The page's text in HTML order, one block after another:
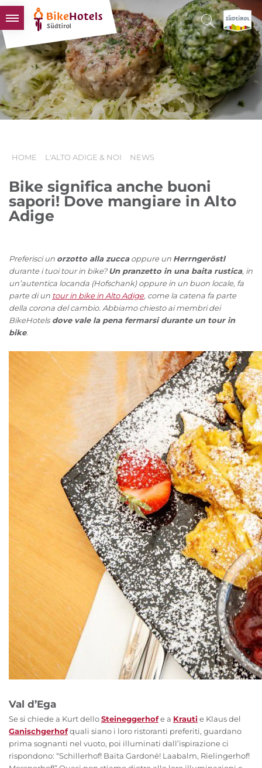
BIKEHOTELS
HOTELS & PACCHETTI
TOUR & TERRITORI
L'ALTO ADIGE & NOI
HOME L'ALTO ADIGE & NOI NEWS
Bike significa anche buoni
sapori! Dove mangiare in Alto
Adige
Preferisci un orzotto alla zuccaoppure un Herrngeröstl
durante i tuoi tour in bike?Un pranzetto in una baita rustica, in
un’autentica locanda (Hofschank) oppure in un buon locale, fa
parte di un tour in bike in Alto Adige, come la catena fa parte
della corona del cambio. Abbiamo chiesto ai membri dei
BikeHotelsdove vale la pena fermarsi durante un tour in
bike.
Val d’Ega
Se si chiede a Kurt delloSteineggerhofe a Krautie Klaus del
Ganischgerhofquali siano i loro ristoranti preferiti, guardano
prima sognanti nel vuoto, poi illuminati dall’ispirazione ci
rispondono: “Schillerhof! Baita Gardoné! Laabalm, Rielingerhof!